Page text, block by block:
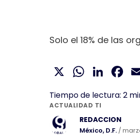
X
Tiempo de lectura: 2
ACTUALIDAD TI
Solo el 18% de las
REDACCION
México, D.F. /